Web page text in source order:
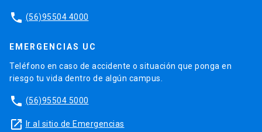
phone (56)95504 4000
EMERGENCIAS UC
Teléfono en caso de accidente o situación que ponga en
riesgo tu vida dentro de algún campus.
phone (56)95504 5000
launch Ir al sitio de Emergencias